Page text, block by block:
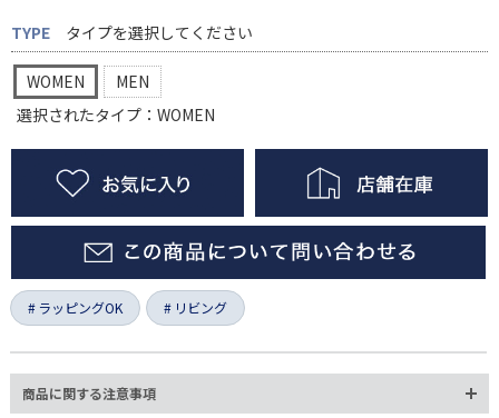
TYPE タイプを選択してください
WOMEN
MEN
選択されたタイプ：WOMEN
ラッピングOK リビング
商品に関する注意事項